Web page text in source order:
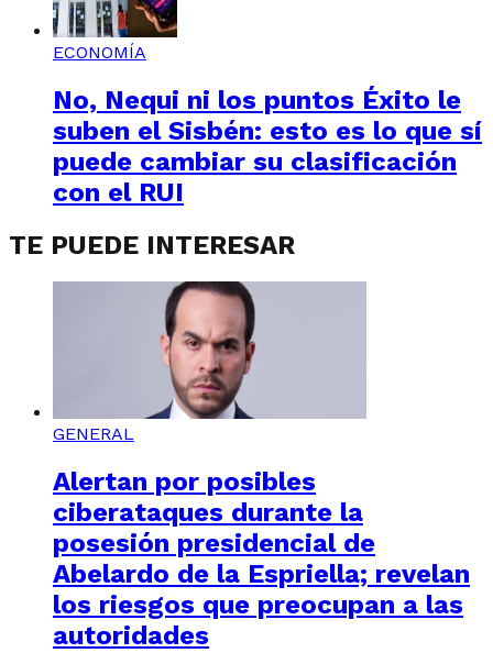
ECONOMÍA
No, Nequi ni los puntos Éxito le
suben el Sisbén: esto es lo que sí
puede cambiar su clasificación
con el RUI
TE PUEDE INTERESAR
GENERAL
Alertan por posibles
ciberataques durante la
posesión presidencial de
Abelardo de la Espriella; revelan
los riesgos que preocupan a las
autoridades